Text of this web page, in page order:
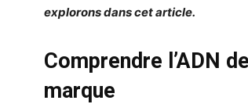
explorons dans cet article.
Comprendre l’ADN
marque